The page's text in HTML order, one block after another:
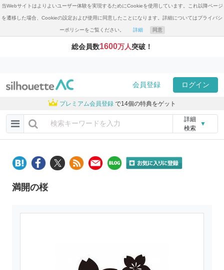
当Webサイトはよりよいユーザー体験を実現するためにCookieを使用しています。これ以降ページ
を遷移した場合、Cookieの設定および使用に同意したことになります。詳細についてはプライバシ
ーポリシーをご覧ください。 詳細 同意
総会員数1600万人突破！
会員登録 ログイン
プレミアム会員登録 で14個の特典をゲット
詳細
検索
▼
満開の桜